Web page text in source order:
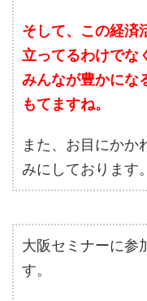
そして、この経済
立ってるわけでな
みんなが豊かにな
もてますね。
また、お目にかか
みにしております。
大阪セミナーに参
す。